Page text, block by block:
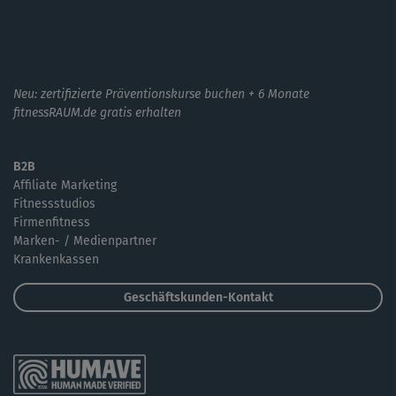
Neu: zertifizierte Präventionskurse buchen + 6 Monate
fitnessRAUM.de gratis erhalten
B2B
Affiliate Marketing
Fitnessstudios
Firmenfitness
Marken- / Medienpartner
Krankenkassen
Geschäftskunden-Kontakt